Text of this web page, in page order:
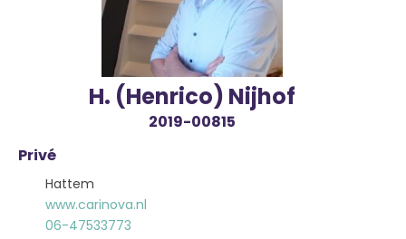
H. (Henrico) Nijhof
2019-00815
Privé
Hattem
www.carinova.nl
06-47533773